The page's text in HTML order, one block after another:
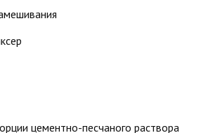
цементно-песчаного раствора